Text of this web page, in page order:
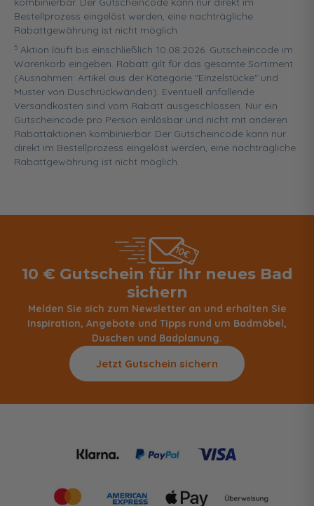
Bestellprozess eingelöst werden, eine nachträgliche
Rabattgewährung ist nicht möglich.
5 Aktion läuft bis einschließlich 10.08.2026. Gutscheincode im
Warenkorb eingeben. Rabatt gilt für das gesamte Sortiment
(Ausnahmen: Artikel aus der Kategorie "Einzelstücke" und
Muster von Duschrückwänden). Eventuell anfallende
Versandkosten sind vom Rabatt ausgeschlossen. Nur ein
Gutscheincode pro Person einlösbar und nicht mit anderen
Rabattaktionen kombinierbar. Der Gutscheincode kann nur
direkt im Bestellprozess eingelöst werden, eine nachträgliche
Rabattgewährung ist nicht möglich.
10 € Gutschein für Ihr neues Bad
sichern
Melden Sie sich zum Newsletter an und erhalten Sie
Inspiration, Angebote und Tipps rund um Badmöbel,
Duschen und Badplanung.
Jetzt Gutschein sichern